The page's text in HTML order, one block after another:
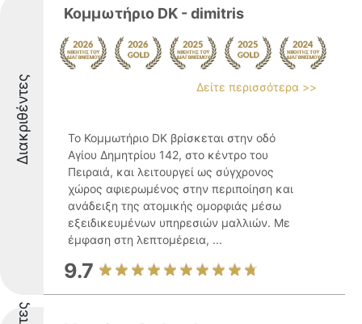
Διακριθέντες
Κομμωτήριο DK - dimitris
Δείτε περισσότερα >>
Το Κομμωτήριο DK βρίσκεται στην οδό
Αγίου Δημητρίου 142, στο κέντρο του
Πειραιά, και λειτουργεί ως σύγχρονος
χώρος αφιερωμένος στην περιποίηση και
ανάδειξη της ατομικής ομορφιάς μέσω
εξειδικευμένων υπηρεσιών μαλλιών. Με
έμφαση στη λεπτομέρεια, ...
9.7